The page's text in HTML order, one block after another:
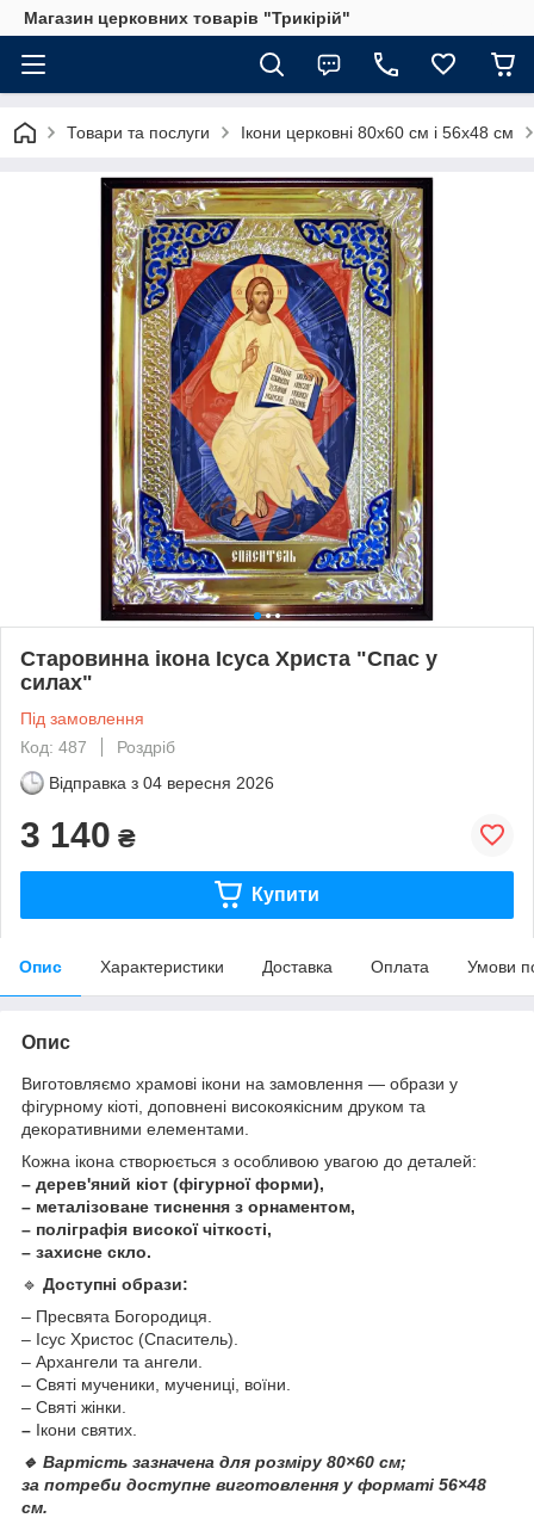
Магазин церковних товарів "Трикірій"
Товари та послуги Ікони церковні 80х60 см і 56х48 см
Старовинна ікона Ісуса Христа "Спас у
силах"
Під замовлення
Код: 487
Роздріб
Відправка з 04 вересня 2026
3 140 ₴
Купити
Опис Характеристики Доставка Оплата Умови
Опис
Виготовляємо храмові ікони на замовлення — образи у
фігурному кіоті, доповнені високоякісним друком та
декоративними елементами.
Кожна ікона створюється з особливою увагою до деталей:
– дерев'яний кіот (фігурної форми),
– металізоване тиснення з орнаментом,
– поліграфія високої чіткості,
– захисне скло.
🔹 Доступні образи:
– Пресвята Богородиця.
– Ісус Христос (Спаситель).
– Архангели та ангели.
– Святі мученики, мучениці, воїни.
– Святі жінки.
– Ікони святих.
🔹 Вартість зазначена для розміру 80×60 см;
за потреби доступне виготовлення у форматі 56×48
см.